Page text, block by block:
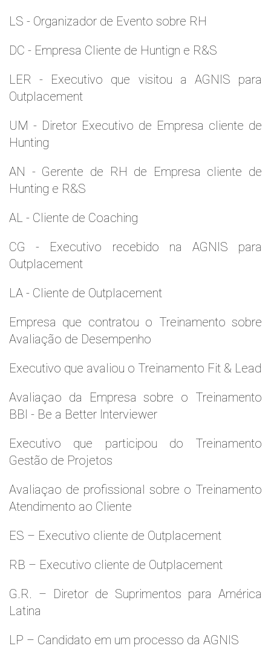
LS - Organizador de Evento sobre RH
DC - Empresa Cliente de Huntign e R&S
LER - Executivo que visitou a AGNIS para
Outplacement
UM - Diretor Executivo de Empresa cliente de
Hunting
AN - Gerente de RH de Empresa cliente de
Hunting e R&S
AL - Cliente de Coaching
CG - Executivo recebido na AGNIS para
Outplacement
LA - Cliente de Outplacement
Empresa que contratou o Treinamento sobre
Avaliação de Desempenho
Executivo que avaliou o Treinamento Fit & Lead
Avaliaçao da Empresa sobre o Treinamento
BBI - Be a Better Interviewer
Executivo que participou do Treinamento
Gestão de Projetos
Avaliaçao de profissional sobre o Treinamento
Atendimento ao Cliente
ES – Executivo cliente de Outplacement
RB – Executivo cliente de Outplacement
G.R. – Diretor de Suprimentos para América
Latina
LP – Candidato em um processo da AGNIS